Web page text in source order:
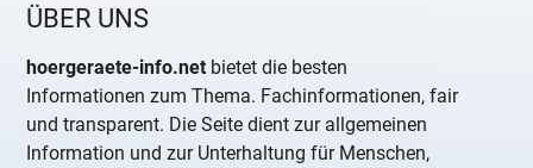
ÜBER UNS
hoergeraete-info.net bietet die besten
Informationen zum Thema. Fachinformationen, fair
und transparent. Die Seite dient zur allgemeinen
Information und zur Unterhaltung für Menschen,